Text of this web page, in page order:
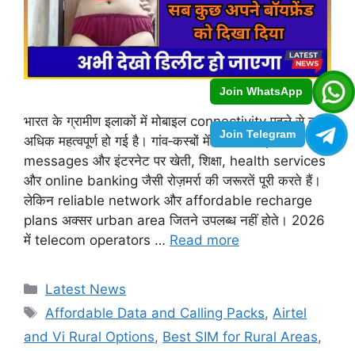
Join WhatsApp
Join Telegram
भारत के ग्रामीण इलाकों में मोबाइल connectivity पहले से कहीं
अधिक महत्वपूर्ण हो गई है। गांव‑कस्बों में लोग calls,
messages और इंटरनेट पर खेती, शिक्षा, health services
और online banking जैसी रोज़मर्रा की जरूरतें पूरी करते हैं।
लेकिन reliable network और affordable recharge
plans अक्सर urban area जितने उपलब्ध नहीं होते। 2026
में telecom operators … Read more
Categories
Latest News
Tags
Affordable Data and Calling Packs, Airtel
and Vi Rural Options, Best SIM for Rural Areas,